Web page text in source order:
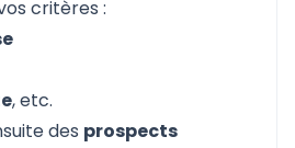
critères :
, etc.
des prospects